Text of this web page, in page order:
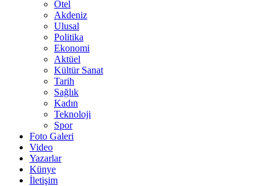
Otel
Akdeniz
Ulusal
Politika
Ekonomi
Aktüel
Kültür Sanat
Tarih
Sağlık
Kadın
Teknoloji
Spor
Foto Galeri
Video
Yazarlar
Künye
İletişim